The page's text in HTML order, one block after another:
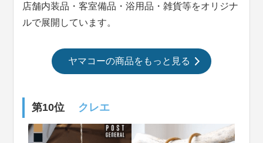
店舗内装品・客室備品・浴用品・雑貨等をオリジナ
ルで展開しています。
ヤマコーの商品をもっと見る
第10位 クレエ